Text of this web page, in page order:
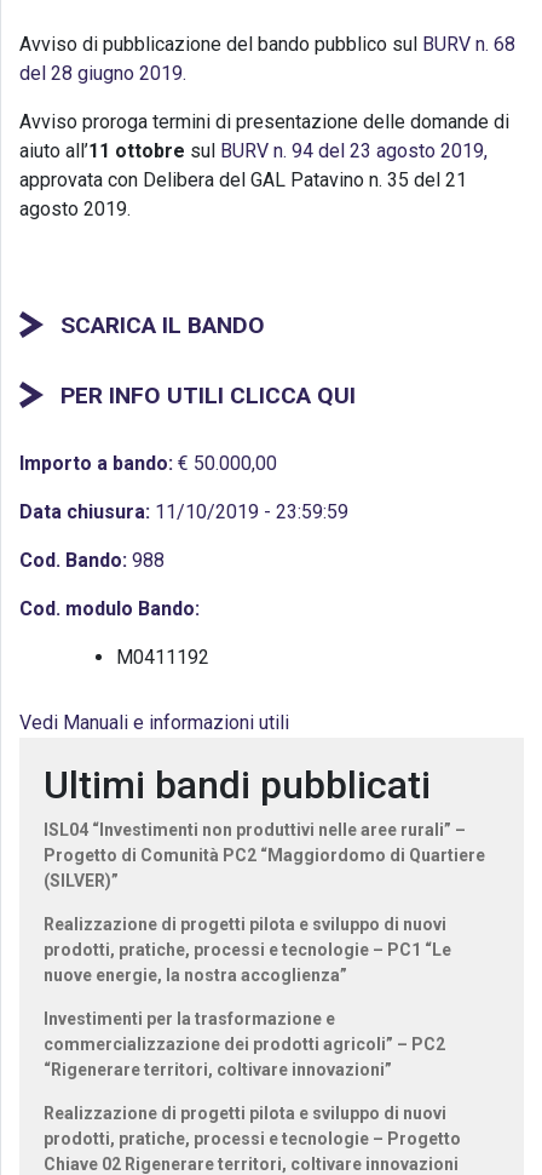
Avviso di pubblicazione del bando pubblico sul BURV n. 68
del 28 giugno 2019.
Avviso proroga termini di presentazione delle domande di
aiuto all’11 ottobre sul BURV n. 94 del 23 agosto 2019,
approvata con Delibera del GAL Patavino n. 35 del 21
agosto 2019.
SCARICA IL BANDO
PER INFO UTILI CLICCA QUI
Importo a bando: € 50.000,00
Data chiusura: 11/10/2019 - 23:59:59
Cod. Bando: 988
Cod. modulo Bando:
M0411192
Vedi Manuali e informazioni utili
Ultimi bandi pubblicati
ISL04 “Investimenti non produttivi nelle aree rurali” –
Progetto di Comunità PC2 “Maggiordomo di Quartiere
(SILVER)”
Realizzazione di progetti pilota e sviluppo di nuovi
prodotti, pratiche, processi e tecnologie – PC1 “Le
nuove energie, la nostra accoglienza”
Investimenti per la trasformazione e
commercializzazione dei prodotti agricoli” – PC2
“Rigenerare territori, coltivare innovazioni”
Realizzazione di progetti pilota e sviluppo di nuovi
prodotti, pratiche, processi e tecnologie – Progetto
Chiave 02 Rigenerare territori, coltivare innovazioni